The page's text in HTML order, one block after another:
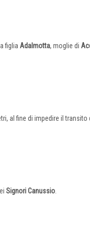
figlia Adalmotta, moglie di
al fine di impedire il
SignoriCanussio.